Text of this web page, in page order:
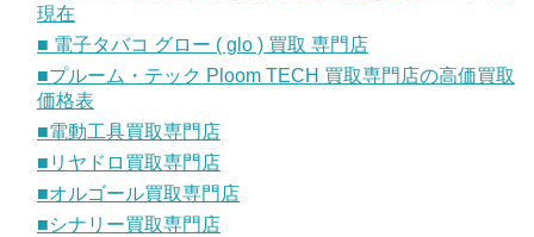
現在
■ 電子タバコ グロー ( glo ) 買取 専門店
■プルーム・テック Ploom TECH 買取専門店の高価買取
価格表
■電動工具買取専門店
■リヤドロ買取専門店
■オルゴール買取専門店
■シナリー買取専門店